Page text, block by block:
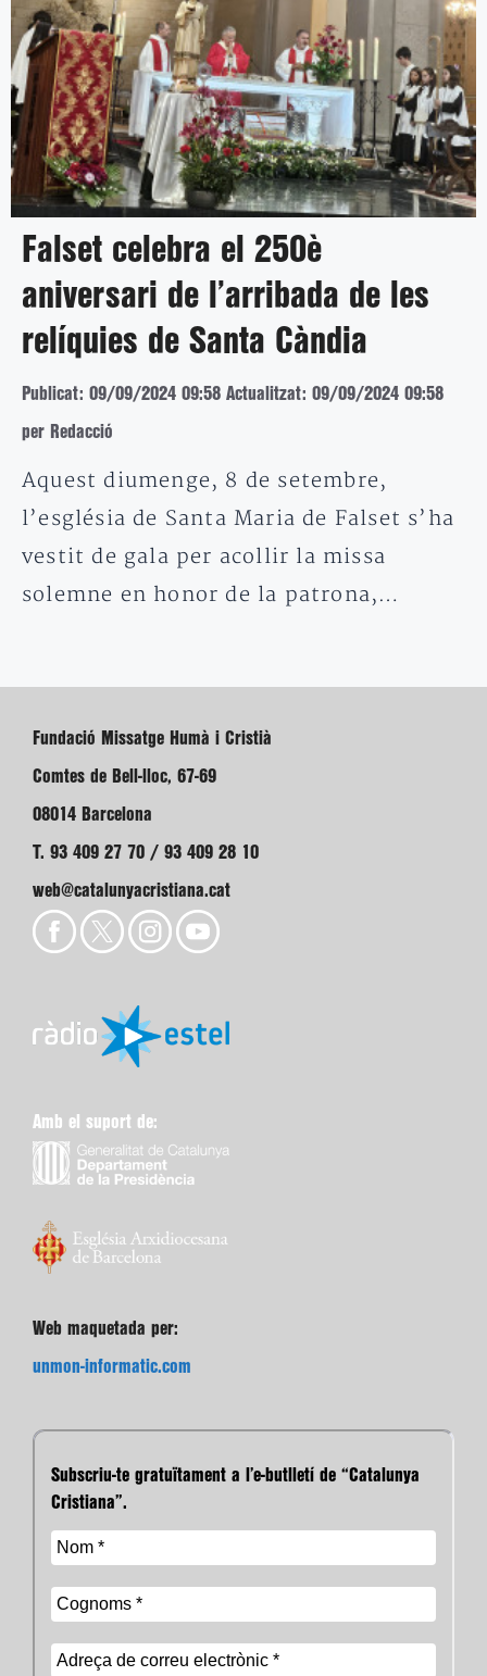
Falset celebra el 250è
aniversari de l’arribada de les
relíquies de Santa Càndia
Publicat: 09/09/2024 09:58 Actualitzat: 09/09/2024 09:58
per Redacció
Aquest diumenge, 8 de setembre,
l’església de Santa Maria de Falset s’ha
vestit de gala per acollir la missa
solemne en honor de la patrona,…
Fundació Missatge Humà i Cristià
Comtes de Bell-lloc, 67-69
08014 Barcelona
T. 93 409 27 70 / 93 409 28 10
web@catalunyacristiana.cat
Amb el suport de:
Web maquetada per:
unmon-informatic.com
Subscriu-te gratuïtament a l’e-butlletí de “Catalunya
Cristiana”.